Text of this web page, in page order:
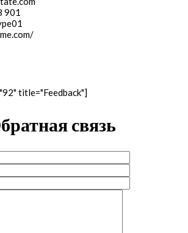
901
title="Feedback"]
связь